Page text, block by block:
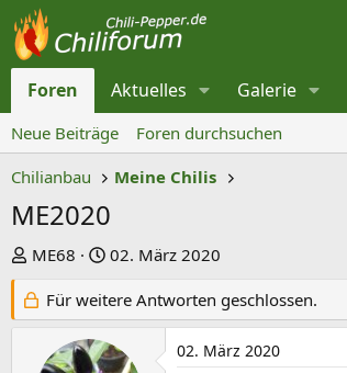
Foren Aktuelles Galerie
Neue Beiträge
Foren durchsuchen
Chilianbau
Meine Chilis
ME2020
E
s
ME68
E
s
e
02. März 2020
Für weitere Antworten geschlossen.
02. März 2020